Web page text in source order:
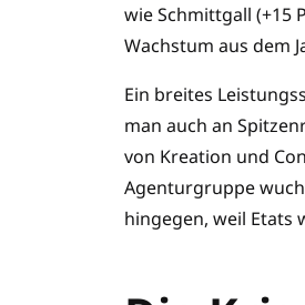
wie Schmittgall (+15
Wachstum aus dem
Ein breites
man auch an
von Kreation und
Agenturgruppe
hingegen, weil Etats